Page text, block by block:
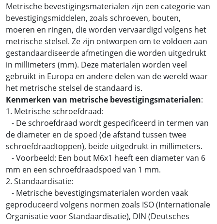
Metrische bevestigingsmaterialen zijn een categorie van
bevestigingsmiddelen, zoals schroeven, bouten,
moeren en ringen, die worden vervaardigd volgens het
metrische stelsel. Ze zijn ontworpen om te voldoen aan
gestandaardiseerde afmetingen die worden uitgedrukt
in millimeters (mm). Deze materialen worden veel
gebruikt in Europa en andere delen van de wereld waar
het metrische stelsel de standaard is.
Kenmerken van metrische bevestigingsmaterialen:
1. Metrische schroefdraad:
- De schroefdraad wordt gespecificeerd in termen van
de diameter en de spoed (de afstand tussen twee
schroefdraadtoppen), beide uitgedrukt in millimeters.
- Voorbeeld: Een bout M6x1 heeft een diameter van 6
mm en een schroefdraadspoed van 1 mm.
2. Standaardisatie:
- Metrische bevestigingsmaterialen worden vaak
geproduceerd volgens normen zoals ISO (Internationale
Organisatie voor Standaardisatie), DIN (Deutsches